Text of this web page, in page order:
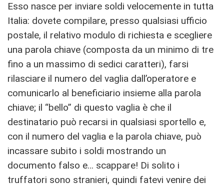
Esso nasce per inviare soldi velocemente in tutta
Italia: dovete compilare, presso qualsiasi ufficio
postale, il relativo modulo di richiesta e scegliere
una parola chiave (composta da un minimo di tre
fino a un massimo di sedici caratteri), farsi
rilasciare il numero del vaglia dall’operatore e
comunicarlo al beneficiario insieme alla parola
chiave; il “bello” di questo vaglia è che il
destinatario può recarsi in qualsiasi sportello e,
con il numero del vaglia e la parola chiave, può
incassare subito i soldi mostrando un
documento falso e… scappare! Di solito i
truffatori sono stranieri, quindi fatevi venire dei